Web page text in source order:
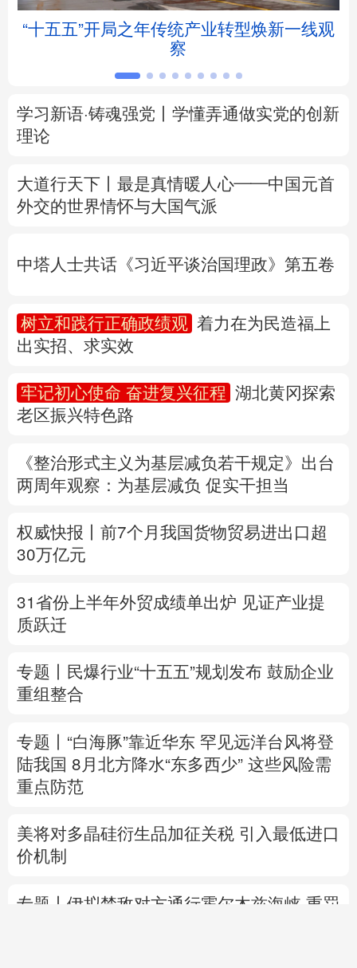
浙江 安徽 福建 江西
四川
陕西 甘肃 青海 宁夏
新疆 内蒙古 黑龙江
English Español Français عربى
Deutsch Português
“十五五”开局之年传统产业转型焕新一线观
察
学习新语·铸魂强党丨学懂弄通做实党的创新
理论
大道行天下丨最是真情暖人心——中国元首
外交的世界情怀与大国气派
中塔人士共话《习近平谈治国理政》第五卷
树立和践行正确政绩观
着力在为民造福上
出实招、求实效
牢记初心使命 奋进复兴征程 湖北黄冈探索
老区振兴特色路
《整治形式主义为基层减负若干规定》出台
两周年观察 ：为基层减负 促实干担当
权威快报丨前7个月我国货物贸易进出口超
30万亿元
31省份上半年外贸成绩单出炉 见证产业提
质跃迁
专题丨
民爆行业“十五五”规划发布 鼓励企业
重组整合
专题丨 “白海豚”靠近华东 罕见远洋台风将登
陆我国 8月北方降水“东多西少” 这些风险需
重点防范
美将对多晶硅衍生品加征关税 引入最低进口
价机制
专题丨 伊拟禁敌对方通行霍尔木兹海峡 重罚